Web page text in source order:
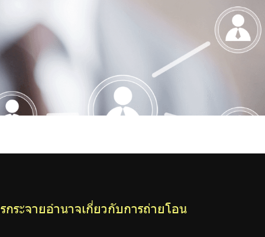
ระจายอำนาจเกี่ยวกับการถ่ายโอน